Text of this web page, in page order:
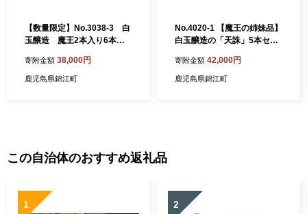
【数量限定】No.3038-3 白
玉醸造 魔王2本入り6本セ
寄附金額 38,000円
鹿児島県錦江町
No.4020-1 【魔王の姉妹品】
白玉醸造の「天誅」5本セッ
寄附金額 42,000円
鹿児島県錦江町
この自治体のおすすめ返礼品
1 2